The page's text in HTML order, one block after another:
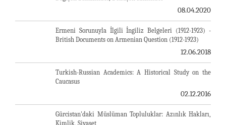
08.04.2020
Ermeni Sorunuyla İlgili İngiliz Belgeleri (1912-1923) -
British Documents on Armenian Question (1912-1923)
12.06.2018
Turkish-Russian Academics: A Historical Study on the
Caucasus
02.12.2016
Gürcistan'daki Müslüman Topluluklar: Azınlık Hakları,
Kimlik, Siyaset